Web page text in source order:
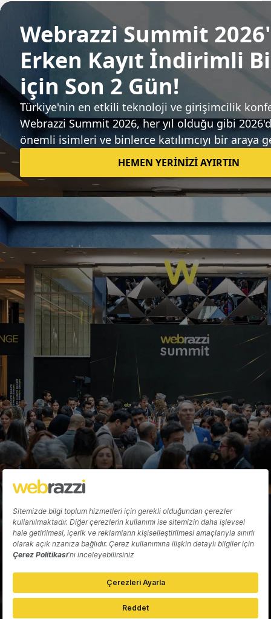
Anthropic, kendi yapay zeka çipini
geliştirmek için Samsung ile görüşüyor
Sıradaki haber
Cebit 2009, 7 Ekim'de Daha Güçlü
Geliyor
Hakkında Yazarlar
Katkıda Bulun Reklam